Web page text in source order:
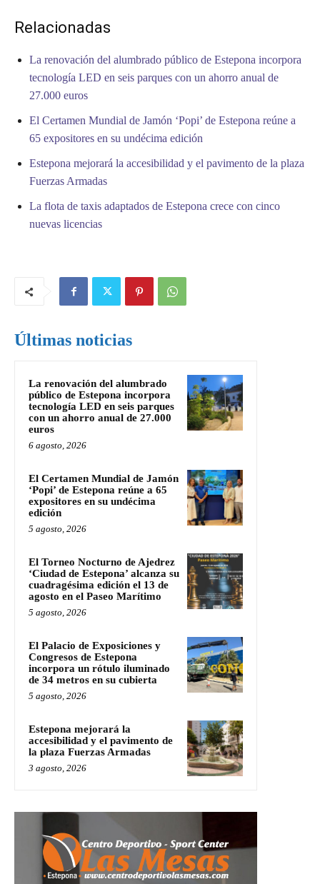
Relacionadas
La renovación del alumbrado público de Estepona incorpora
tecnología LED en seis parques con un ahorro anual de
27.000 euros
El Certamen Mundial de Jamón ‘Popi’ de Estepona reúne a
65 expositores en su undécima edición
Estepona mejorará la accesibilidad y el pavimento de la plaza
Fuerzas Armadas
La flota de taxis adaptados de Estepona crece con cinco
nuevas licencias
Últimas noticias
La renovación del alumbrado
público de Estepona incorpora
tecnología LED en seis parques
con un ahorro anual de 27.000
euros
6 agosto, 2026
El Certamen Mundial de Jamón
‘Popi’ de Estepona reúne a 65
expositores en su undécima
edición
5 agosto, 2026
El Torneo Nocturno de Ajedrez
‘Ciudad de Estepona’ alcanza su
cuadragésima edición el 13 de
agosto en el Paseo Marítimo
5 agosto, 2026
El Palacio de Exposiciones y
Congresos de Estepona
incorpora un rótulo iluminado
de 34 metros en su cubierta
5 agosto, 2026
Estepona mejorará la
accesibilidad y el pavimento de
la plaza Fuerzas Armadas
3 agosto, 2026